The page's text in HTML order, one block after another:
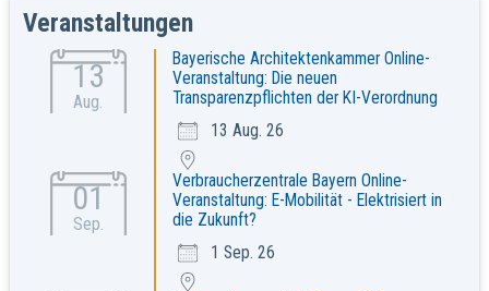
Veranstaltungen
13
Aug.
Bayerische Architektenkammer Online-
Veranstaltung: Die neuen
Transparenzpflichten der KI-Verordnung
13 Aug. 26
01
Sep.
Verbraucherzentrale Bayern Online-
Veranstaltung: E-Mobilität - Elektrisiert in
die Zukunft?
1 Sep. 26